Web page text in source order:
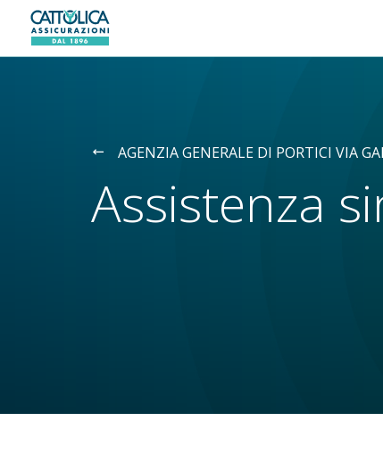
Generali logo
AGENZIA GENERALE DI PORTICI VIA
Assistenza